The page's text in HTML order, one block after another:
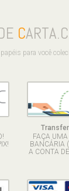
C
para você
FAÇA
BANCÁRIA
A CONTA